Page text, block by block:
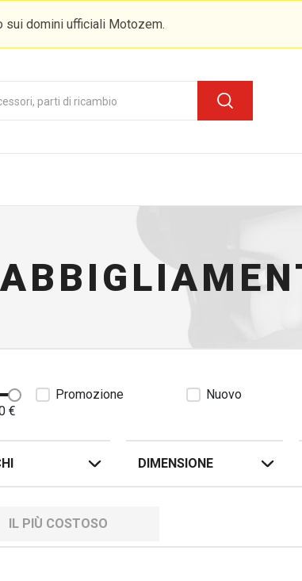
sui domini ufficiali Motozem.
€
Promozione Nuovo
DIMENSIONE
IL PIÙ COSTOSO